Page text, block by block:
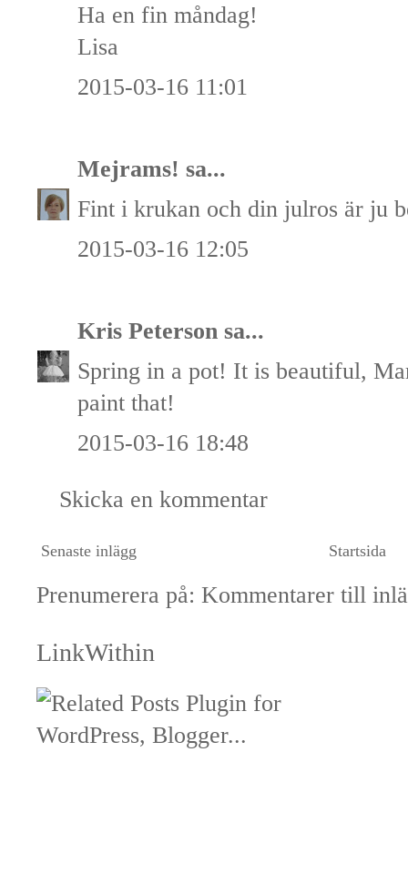
Ha en fin måndag!
Lisa
2015-03-16 11:01
Mejrams! sa...
Fint i krukan och din julros är ju
2015-03-16 12:05
Kris Peterson sa...
Spring in a pot! It is beautiful,
paint that!
2015-03-16 18:48
Skicka en kommentar
Senaste inlägg Startsida
Prenumerera på: Kommentarer till
LinkWithin